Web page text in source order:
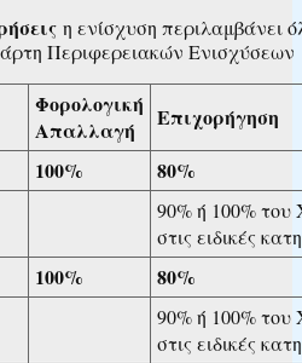
η ενίσχυση περιλαμβάνει
Περιφερειακών Ενισχύσεων
Φορολογική
Απαλλαγή
Επιχορήγηση
100% 80%
90% ή 100%
στις ειδικές
100% 80%
90% ή 100%
στις ειδικές